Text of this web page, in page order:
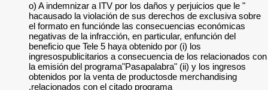
" o) A indemnizar a
hacausado la
el formato en
negativas de la
beneficio que Tele
la emisión del
obtenidos por la